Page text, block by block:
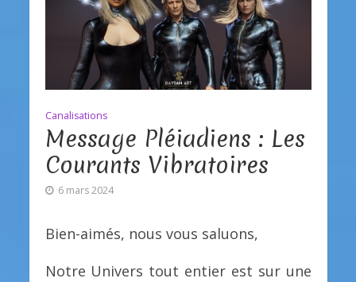
Canalisations
Message Pléiadiens : Les
Courants Vibratoires
6 mars 2024
Bien-aimés, nous vous saluons,
Notre Univers tout entier est sur une